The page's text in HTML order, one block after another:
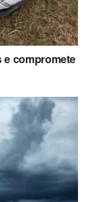
e compromete